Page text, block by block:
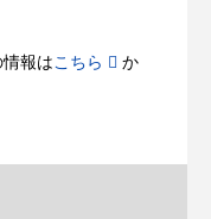
報はこちら か